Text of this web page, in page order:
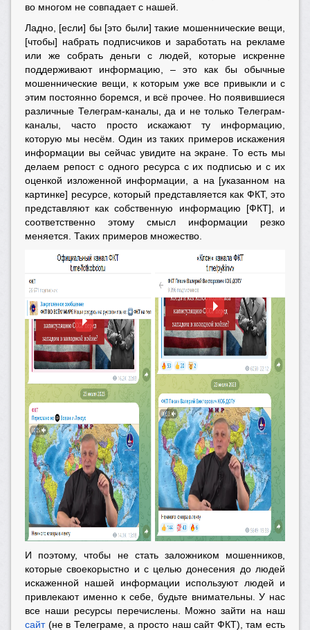
во многом не совпадает с нашей.
Ладно, [если] бы [это были] такие мошеннические вещи,
[чтобы] набрать подписчиков и заработать на рекламе
или же собрать деньги с людей, которые искренне
поддерживают информацию, – это как бы обычные
мошеннические вещи, к которым уже все привыкли и с
этим постоянно боремся, и всё прочее. Но появившиеся
различные Телеграм-каналы, да и не только Телеграм-
каналы, часто просто искажают ту информацию,
которую мы несём. Один из таких примеров искажения
информации вы сейчас увидите на экране. То есть мы
делаем репост с одного ресурса с их подписью и с их
оценкой изложенной информации, а на [указанном на
картинке] ресурсе, который представляется как ФКТ, это
представляют как собственную информацию [ФКТ], и
соответственно этому смысл информации резко
меняется. Таких примеров множество.
И поэтому, чтобы не стать заложником мошенников,
которые своекорыстно и с целью донесения до людей
искаженной нашей информации используют людей и
привлекают именно к себе, будьте внимательны. У нас
все наши ресурсы перечислены. Можно зайти на наш
сайт(не в Телеграме, а просто наш сайт ФКТ), там есть